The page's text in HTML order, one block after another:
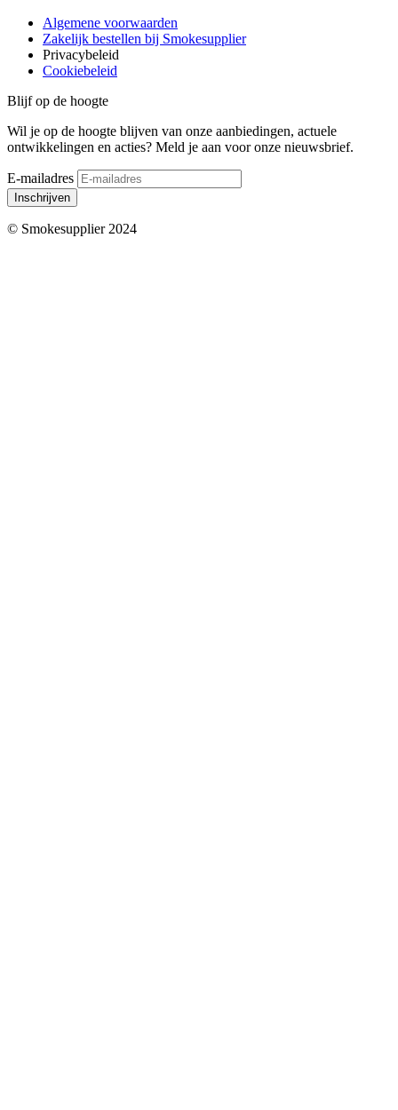
Algemene voorwaarden
Zakelijk bestellen bij Smokesupplier
Privacybeleid
Cookiebeleid
Blijf op de hoogte
Wil je op de hoogte blijven van onze aanbiedingen, actuele
ontwikkelingen en acties? Meld je aan voor onze nieuwsbrief.
E-mailadres
Inschrijven
© Smokesupplier 2024